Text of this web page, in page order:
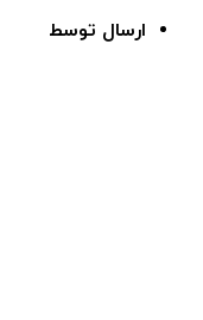
ارسال توسط